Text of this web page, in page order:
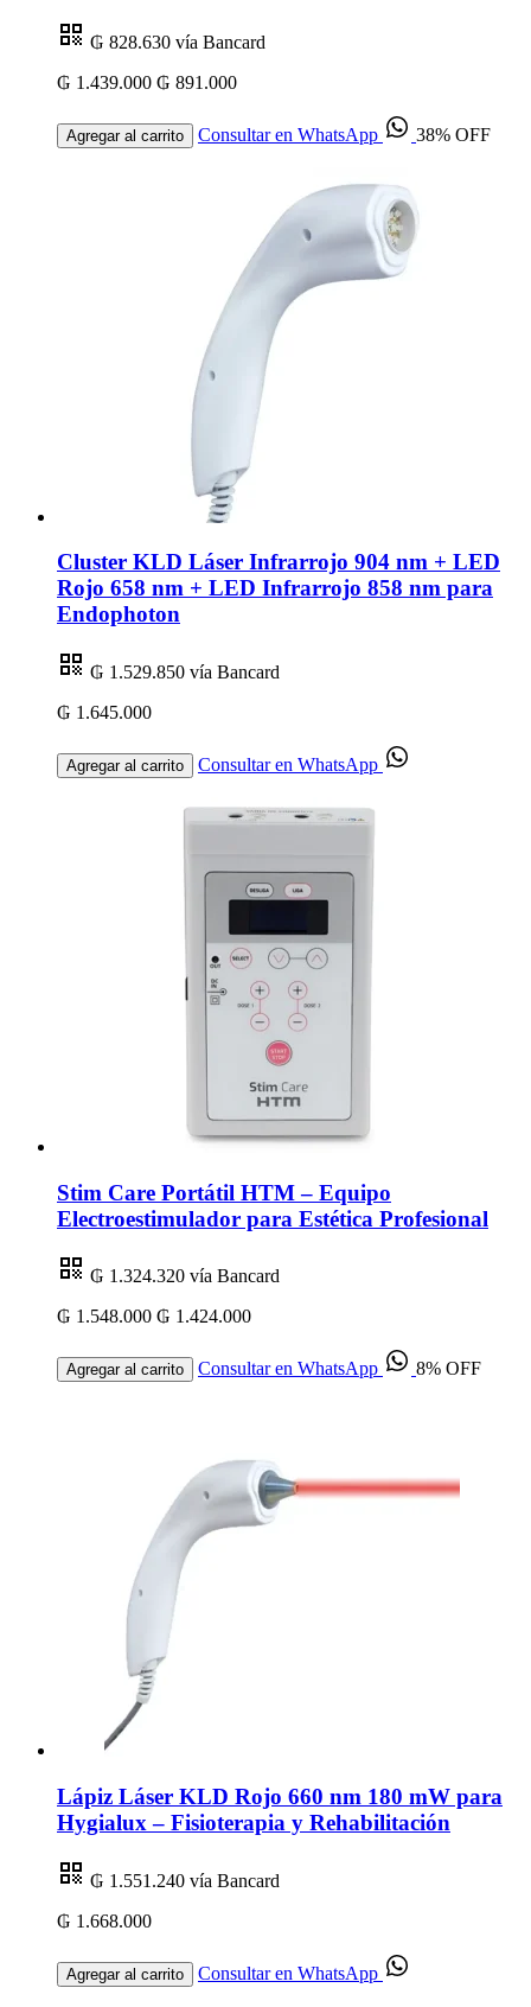
₲ 828.630 vía Bancard
₲ 1.439.000 ₲ 891.000
Agregar al carrito Consultar en WhatsApp 38% OFF
Cluster KLD Láser Infrarrojo 904 nm + LED
Rojo 658 nm + LED Infrarrojo 858 nm para
Endophoton
₲ 1.529.850 vía Bancard
₲ 1.645.000
Agregar al carrito Consultar en WhatsApp
Stim Care Portátil HTM – Equipo
Electroestimulador para Estética Profesional
₲ 1.324.320 vía Bancard
₲ 1.548.000 ₲ 1.424.000
Agregar al carrito Consultar en WhatsApp 8% OFF
Lápiz Láser KLD Rojo 660 nm 180 mW para
Hygialux – Fisioterapia y Rehabilitación
₲ 1.551.240 vía Bancard
₲ 1.668.000
Agregar al carrito Consultar en WhatsApp